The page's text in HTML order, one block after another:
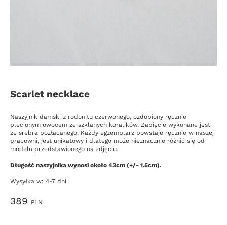
Scarlet necklace
Opis
Naszyjnik damski z rodonitu czerwonego, ozdobiony ręcznie
plecionym owocem ze szklanych koralików. Zapięcie wykonane jest
ze srebra pozłacanego. Każdy egzemplarz powstaje ręcznie w naszej
pracowni, jest unikatowy i dlatego może nieznacznie różnić się od
modelu przedstawionego na zdjęciu.
Długość naszyjnika wynosi około 43cm (+/- 1.5cm).
Wysyłka w: 4-7 dni
389 PLN